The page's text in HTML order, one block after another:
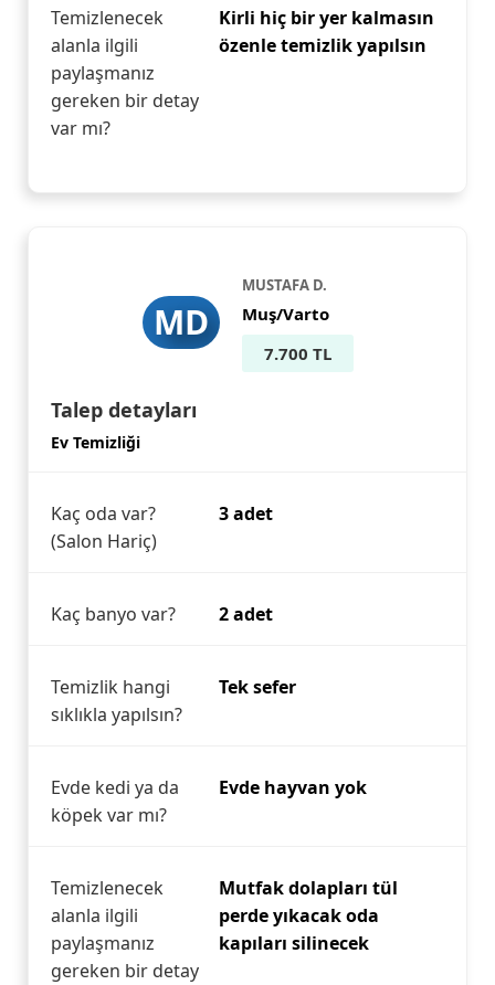
Temizlenecek
alanla ilgili
paylaşmanız
gereken bir detay
var mı?
Kirli hiç bir yer kalmasın
özenle temizlik yapılsın
MD
MUSTAFA D.
Muş/Varto
7.700 TL
Talep detayları
Ev Temizliği
Kaç oda var?
(Salon Hariç)
3 adet
Kaç banyo var? 2 adet
Temizlik hangi
sıklıkla yapılsın?
Tek sefer
Evde kedi ya da
köpek var mı?
Evde hayvan yok
Temizlenecek
alanla ilgili
paylaşmanız
gereken bir detay
Mutfak dolapları tül
perde yıkacak oda
kapıları silinecek